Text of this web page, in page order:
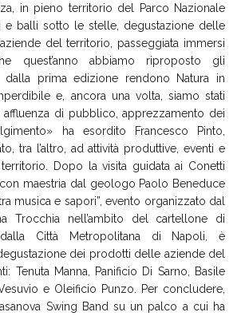
in pieno territorio del Parco Nazionale
e balli sotto le stelle, degustazione delle
del territorio, passeggiata immersi
quest’anno abbiamo riproposto gli
prima edizione rendono Natura in
e, ancora una volta, siamo stati
affluenza di pubblico, apprezzamento dei
ha esordito Francesco Pinto,
tra l’altro, ad attività produttive, eventi e
Dopo la visita guidata ai Conetti
maestria dal geologo Paolo Beneduce
musica e sapori”, evento organizzato dal
Trocchia nell’ambito del cartellone di
Città Metropolitana di Napoli, è
dei prodotti delle aziende del
Tenuta Manna, Panificio Di Sarno, Basile
e Oleificio Punzo. Per concludere,
Swing Band su un palco a cui ha